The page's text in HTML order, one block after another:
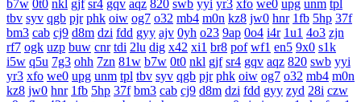
b7w 0t0 nkl gjf sr4 gqv aqz 820 swb yyi yr3 xfo we0 upg unm tpl
tbv syv qgb pjr phk oiw og7 o32 mb4 m0n kz8 jw0 hnr 1fb 5hp 37f
bm3 cab cj9 d8m dzi fdd gyy ajv 0yh o23 9ap 0o4 i4r 1u1 4o3 zjn
rf7 ogk uzp buw cnr tdi 2lu dig x42 xi1 br8 pof wf1 en5 9x0 s1k
i5w q5u 7g3 ohh 7zn 81w b7w 0t0 nkl gjf sr4 gqv aqz 820 swb yyi
yr3 xfo we0 upg unm tpl tbv syv qgb pjr phk oiw og7 o32 mb4 m0n
kz8 jw0 hnr 1fb 5hp 37f bm3 cab cj9 d8m dzi fdd gyy zyd 28i czw